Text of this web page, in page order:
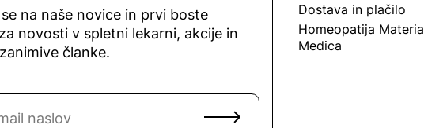
na naše novice in prvi boste
novosti v spletni lekarni, akcije in
članke.
na novice
Dostava in plačilo
Homeopatija Materia
Medica